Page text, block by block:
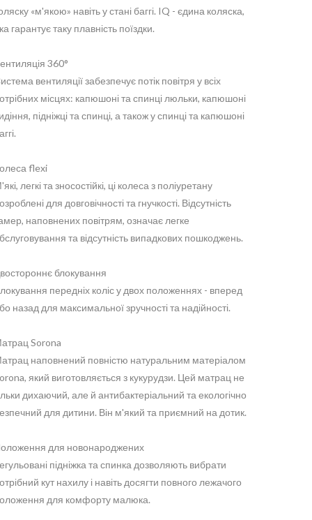
«м'якою» навіть у стані баггі. IQ - єдина коляска,
гарантує таку плавність поїздки.
360°
вентиляції забезпечує потік повітря у всіх
місцях: капюшоні та спинці люльки, капюшоні
підніжці та спинці, а також у спинці та капюшоні
flexi
легкі та зносостійкі, ці колеса з поліуретану
для довговічності та гнучкості. Відсутність
наповнених повітрям, означає легке
та відсутність випадкових пошкоджень.
блокування
передніх коліс у двох положеннях - вперед
назад для максимальної зручності та надійності.
Sorona
наповнений повністю натуральним матеріалом
який виготовляється з кукурудзи. Цей матрац не
дихаючий, але й антибактеріальний та екологічно
для дитини. Він м'який та приємний на дотик.
для новонароджених
підніжка та спинка дозволяють вибрати
кут нахилу і навіть досягти повного лежачого
для комфорту малюка.